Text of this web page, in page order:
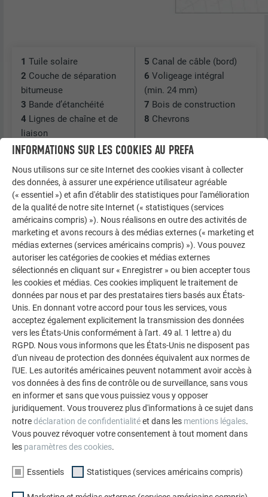
1 Tuile solaire
2 Couche de séparation
bitumeuse
3 Bande d’étanchéité
4 Lignes de chaîne et de
liaison
5 Canal de câble (bord)
6 Voligeage intégral
(min. 24 mm)
7 Bois de construction
8 Chevrons
GRAND CANAL DE CÂBLE DOUBLE PEAU
INFORMATIONS SUR LES COOKIES AU PREFA
Nous utilisons sur ce site Internet des cookies visant à collecter
des données, à assurer une expérience utilisateur agréable
(« essentiel ») et afin d'établir des statistiques pour l'amélioration
de la qualité de notre site Internet (« statistiques (services
américains compris) »). Nous réalisons en outre des activités de
marketing et avons recours à des médias externes (« marketing et
médias externes (services américains compris) »). Vous pouvez
autoriser les catégories de cookies et médias externes
sélectionnés en cliquant sur « Enregistrer » ou bien accepter tous
les cookies et médias. Ces cookies impliquent le traitement de
données par nous et par des prestataires tiers basés aux États-
Unis. En donnant votre accord pour tous les services, vous
acceptez également explicitement la transmission des données
vers les États-Unis conformément à l'art. 49 al. 1 lettre a) du
RGPD. Nous vous informons que les États-Unis ne disposent pas
d'un niveau de protection des données équivalent aux normes de
l'UE. Les autorités américaines peuvent notamment avoir accès à
vos données à des fins de contrôle ou de surveillance, sans vous
en informer et sans que vous puissiez vous y opposer
juridiquement. Vous trouverez plus d'informations à ce sujet dans
notredéclaration de confidentialitéet dans les mentions légales.
Vous pouvez révoquer votre consentement à tout moment dans
les paramètres des cookies.
Essentiels Statistiques (services américains compris)